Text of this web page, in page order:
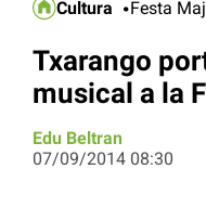
Cultura Festa
Txarango
musical a la
Edu Beltran
07/09/2014 08:30